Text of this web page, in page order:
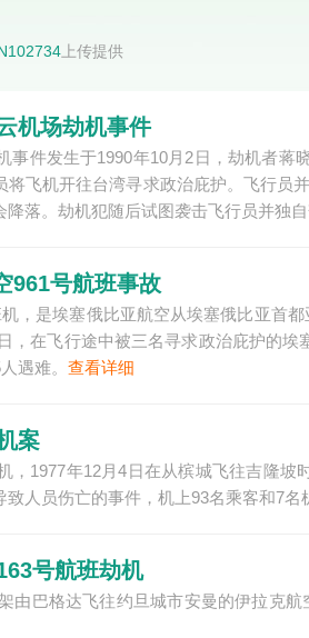
上传提供
机场劫机事件
事件发生于1990年10月2日，劫机者
将飞机开往台湾寻求政治庇护。飞行员
落。劫机犯随后试图袭击飞行员并独自
961号航班事故
，是埃塞俄比亚航空从埃塞俄比亚首
，在飞行途中被三名寻求政治庇护的
遇难。 查看详细
案
，1977年12月4日在从槟城飞往吉隆
人员伤亡的事件，机上93名乘客和7名
号航班劫机
由巴格达飞往约旦城市安曼的伊拉克